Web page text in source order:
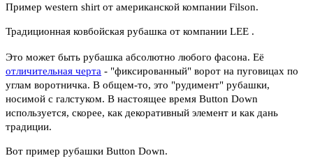
Пример western shirt от американской компании Filson.
Традиционная ковбойская рубашка от компании LEE .
Это может быть рубашка абсолютно любого фасона. Её
отличительная черта - "фиксированный" ворот на пуговицах по
углам воротничка. В общем-то, это "рудимент" рубашки,
носимой с галстуком. В настоящее время Button Down
используется, скорее, как декоративный элемент и как дань
традиции.
Вот пример рубашки Button Down.